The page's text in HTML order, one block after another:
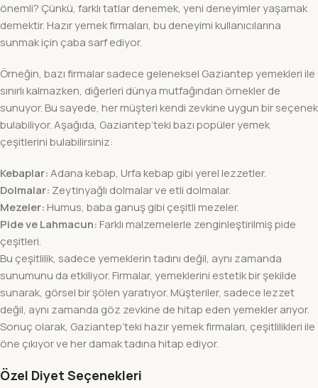
önemli? Çünkü, farklı tatlar denemek, yeni deneyimler yaşamak
demektir. Hazır yemek firmaları, bu deneyimi kullanıcılarına
sunmak için çaba sarf ediyor.
Örneğin, bazı firmalar sadece geleneksel Gaziantep yemekleri ile
sınırlı kalmazken, diğerleri dünya mutfağından örnekler de
sunuyor. Bu sayede, her müşteri kendi zevkine uygun bir seçenek
bulabiliyor. Aşağıda, Gaziantep’teki bazı popüler yemek
çeşitlerini bulabilirsiniz:
Kebaplar:Adana kebap, Urfa kebap gibi yerel lezzetler.
Dolmalar: Zeytinyağlı dolmalar ve etli dolmalar.
Mezeler: Humus, baba ganuş gibi çeşitli mezeler.
Pide ve Lahmacun: Farklı malzemelerle zenginleştirilmiş pide
çeşitleri.
Bu çeşitlilik, sadece yemeklerin tadını değil, aynı zamanda
sunumunu da etkiliyor. Firmalar, yemeklerini estetik bir şekilde
sunarak, görsel bir şölen yaratıyor. Müşteriler, sadece lezzet
değil, aynı zamanda göz zevkine de hitap eden yemekler arıyor.
Sonuç olarak, Gaziantep’teki hazır yemek firmaları, çeşitlilikleri ile
öne çıkıyor ve her damak tadına hitap ediyor.
Özel Diyet Seçenekleri